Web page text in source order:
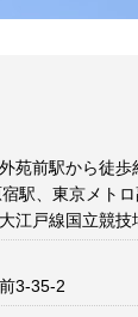
苑前駅から徒歩
駅、東京メト
江戸線国立競
3-35-2